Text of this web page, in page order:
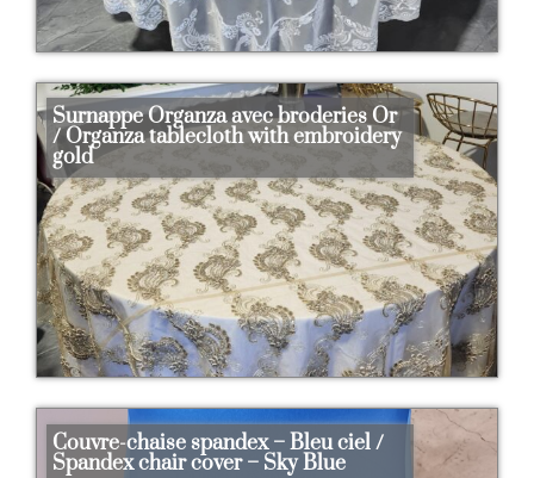
Surnappe Organza avec broderies Or
/ Organza tablecloth with embroidery
gold
Couvre-chaise spandex – Bleu ciel /
Spandex chair cover – Sky Blue